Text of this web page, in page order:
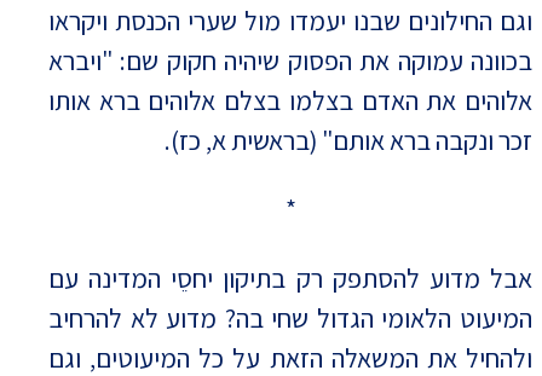
וגם החילונים שבנו יעמדו מול שערי הכנסת ויקראו
בכוונה עמוקה את הפסוק שיהיה חקוק שם: "ויברא
אלוהים את האדם בצלמו בצלם אלוהים ברא אותו
זכר ונקבה ברא אותם" (בראשית א, כז).
*
אבל מדוע להסתפק רק בתיקון יחסֵי המדינה עם
המיעוט הלאומי הגדול שחי בה? מדוע לא להרחיב
ולהחיל את המשאלה הזאת על כל המיעוטים, וגם